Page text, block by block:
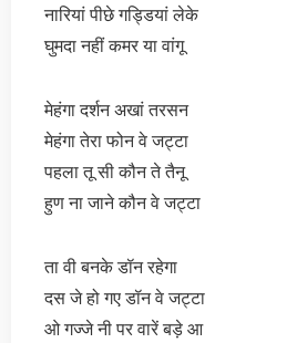
नारियां पीछे गड्डियां लेके
घुमदा नहीं कमर या वांगू
मेहंगा दर्शन अखां तरसन
मेहंगा तेरा फोन वे जट्टा
पहला तू सी कौन ते तैनू
हुण ना जाने कौन वे जट्टा
ता वी बनके डॉन रहेगा
दस जे हो गए डॉन वे जट्टा
ओ गज्जे नी पर वारें बड़े आ